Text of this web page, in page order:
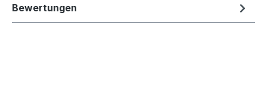
Bewertungen